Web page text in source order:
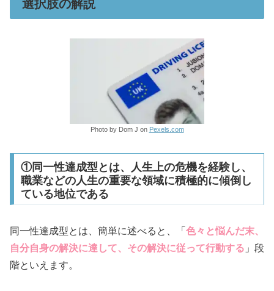
選択肢の解説
Photo by Dom J on Pexels.com
①同一性達成型とは、人生上の危機を経験し、
職業などの人生の重要な領域に積極的に傾倒し
ている地位である
同一性達成型とは、簡単に述べると、「 色々と悩んだ末、
自分自身の解決に達して、その解決に従って行動する 」段
階といえます。